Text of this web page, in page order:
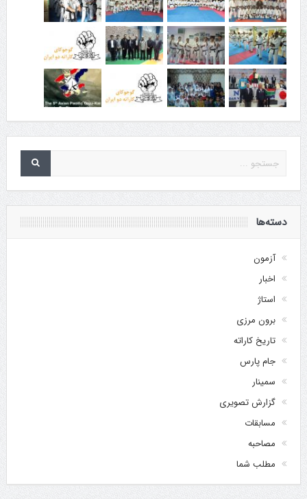
دسته‌ها
آزمون
اخبار
استاژ
برون مرزی
تاریخ کاراته
جام پارس
سمینار
گزارش تصویری
مسابقات
مصاحبه
مطلب شما